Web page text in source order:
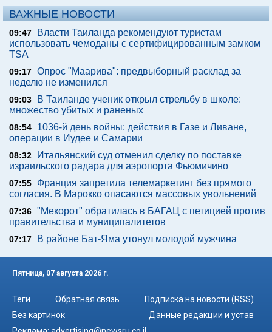
ВАЖНЫЕ НОВОСТИ
09:47
Власти Таиланда рекомендуют туристам
использовать чемоданы с сертифицированным замком
TSA
09:17 Опрос "Mаарива": предвыборный расклад за
неделю не изменился
09:03
В Таиланде ученик открыл стрельбу в школе:
множество убитых и раненых
08:54
1036-й день войны: действия в Газе и Ливане,
операции в Иудее и Самарии
08:32
Итальянский суд отменил сделку по поставке
израильского радара для аэропорта Фьюмичино
07:55
Франция запретила телемаркетинг без прямого
согласия. В Марокко опасаются массовых увольнений
07:36 "Мекорот" обратилась в БАГАЦ с петицией против
правительства и муниципалитетов
07:17 В районе Бат-Яма утонул молодой мужчина
Пятница, 07 августа 2026 г.
Теги Обратная связь
Подписка на новости (RSS)
Без картинок
Данные редакции и устав